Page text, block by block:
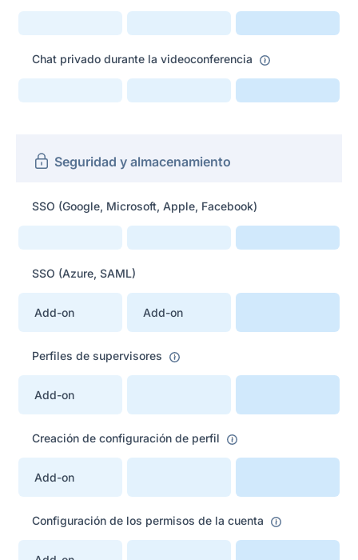
Chat privado durante la videoconferencia
Seguridad y almacenamiento
SSO (Google, Microsoft, Apple, Facebook)
SSO (Azure, SAML)
Add-on Add-on
Perfiles de supervisores
Add-on
Creación de configuración de perfil
Add-on
Configuración de los permisos de la cuenta